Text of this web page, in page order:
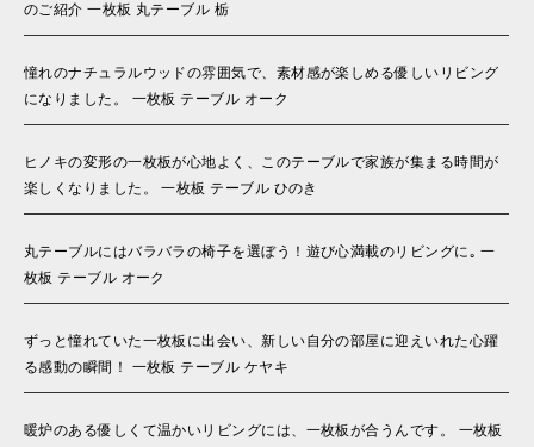
のご紹介 一枚板 丸テーブル 栃
憧れのナチュラルウッドの雰囲気で、素材感が楽しめる優しいリビング
になりました。 一枚板 テーブル オーク
ヒノキの変形の一枚板が心地よく、このテーブルで家族が集まる時間が
楽しくなりました。 一枚板 テーブル ひのき
丸テーブルにはバラバラの椅子を選ぼう！遊び心満載のリビングに｡ 一
枚板 テーブル オーク
ずっと憧れていた一枚板に出会い、新しい自分の部屋に迎えいれた心躍
る感動の瞬間！ 一枚板 テーブル ケヤキ
暖炉のある優しくて温かいリビングには、一枚板が合うんです。 一枚板